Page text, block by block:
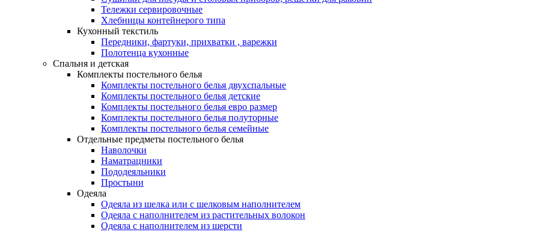
Тележки сервировочные
Хлебницы контейнерого типа
Кухонный текстиль
Передники, фартуки, прихватки , варежки
Полотенца кухонные
Спальня и детская
Комплекты постельного белья
Комплекты постельного белья двухспальные
Комплекты постельного белья детские
Комплекты постельного белья евро размер
Комплекты постельного белья полуторные
Комплекты постельного белья семейные
Отдельные предметы постельного белья
Наволочки
Наматрацники
Пододеяльники
Простыни
Одеяла
Одеяла из шелка или с шелковым наполнителем
Одеяла с наполнителем из растительных волокон
Одеяла с наполнителем из шерсти